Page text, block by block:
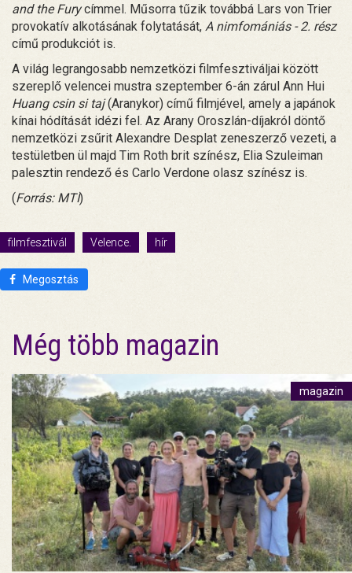
and the Furycímmel. Műsorra tűzik továbbá Lars von Trier
provokatív alkotásának folytatását, A nimfomániás - 2. rész
című produkciót is.
A világ legrangosabb nemzetközi filmfesztiváljai között
szereplő velencei mustra szeptember 6-án zárul Ann Hui
Huang csin si taj(Aranykor) című filmjével, amely a japánok
kínai hódítását idézi fel. Az Arany Oroszlán-díjakról döntő
nemzetközi zsűrit Alexandre Desplat zeneszerző vezeti, a
testületben ül majd Tim Roth brit színész, Elia Szuleiman
palesztin rendező és Carlo Verdone olasz színész is.
(Forrás: MTI)
filmfesztivál Velence. hír
Megosztás
Még több magazin
magazin